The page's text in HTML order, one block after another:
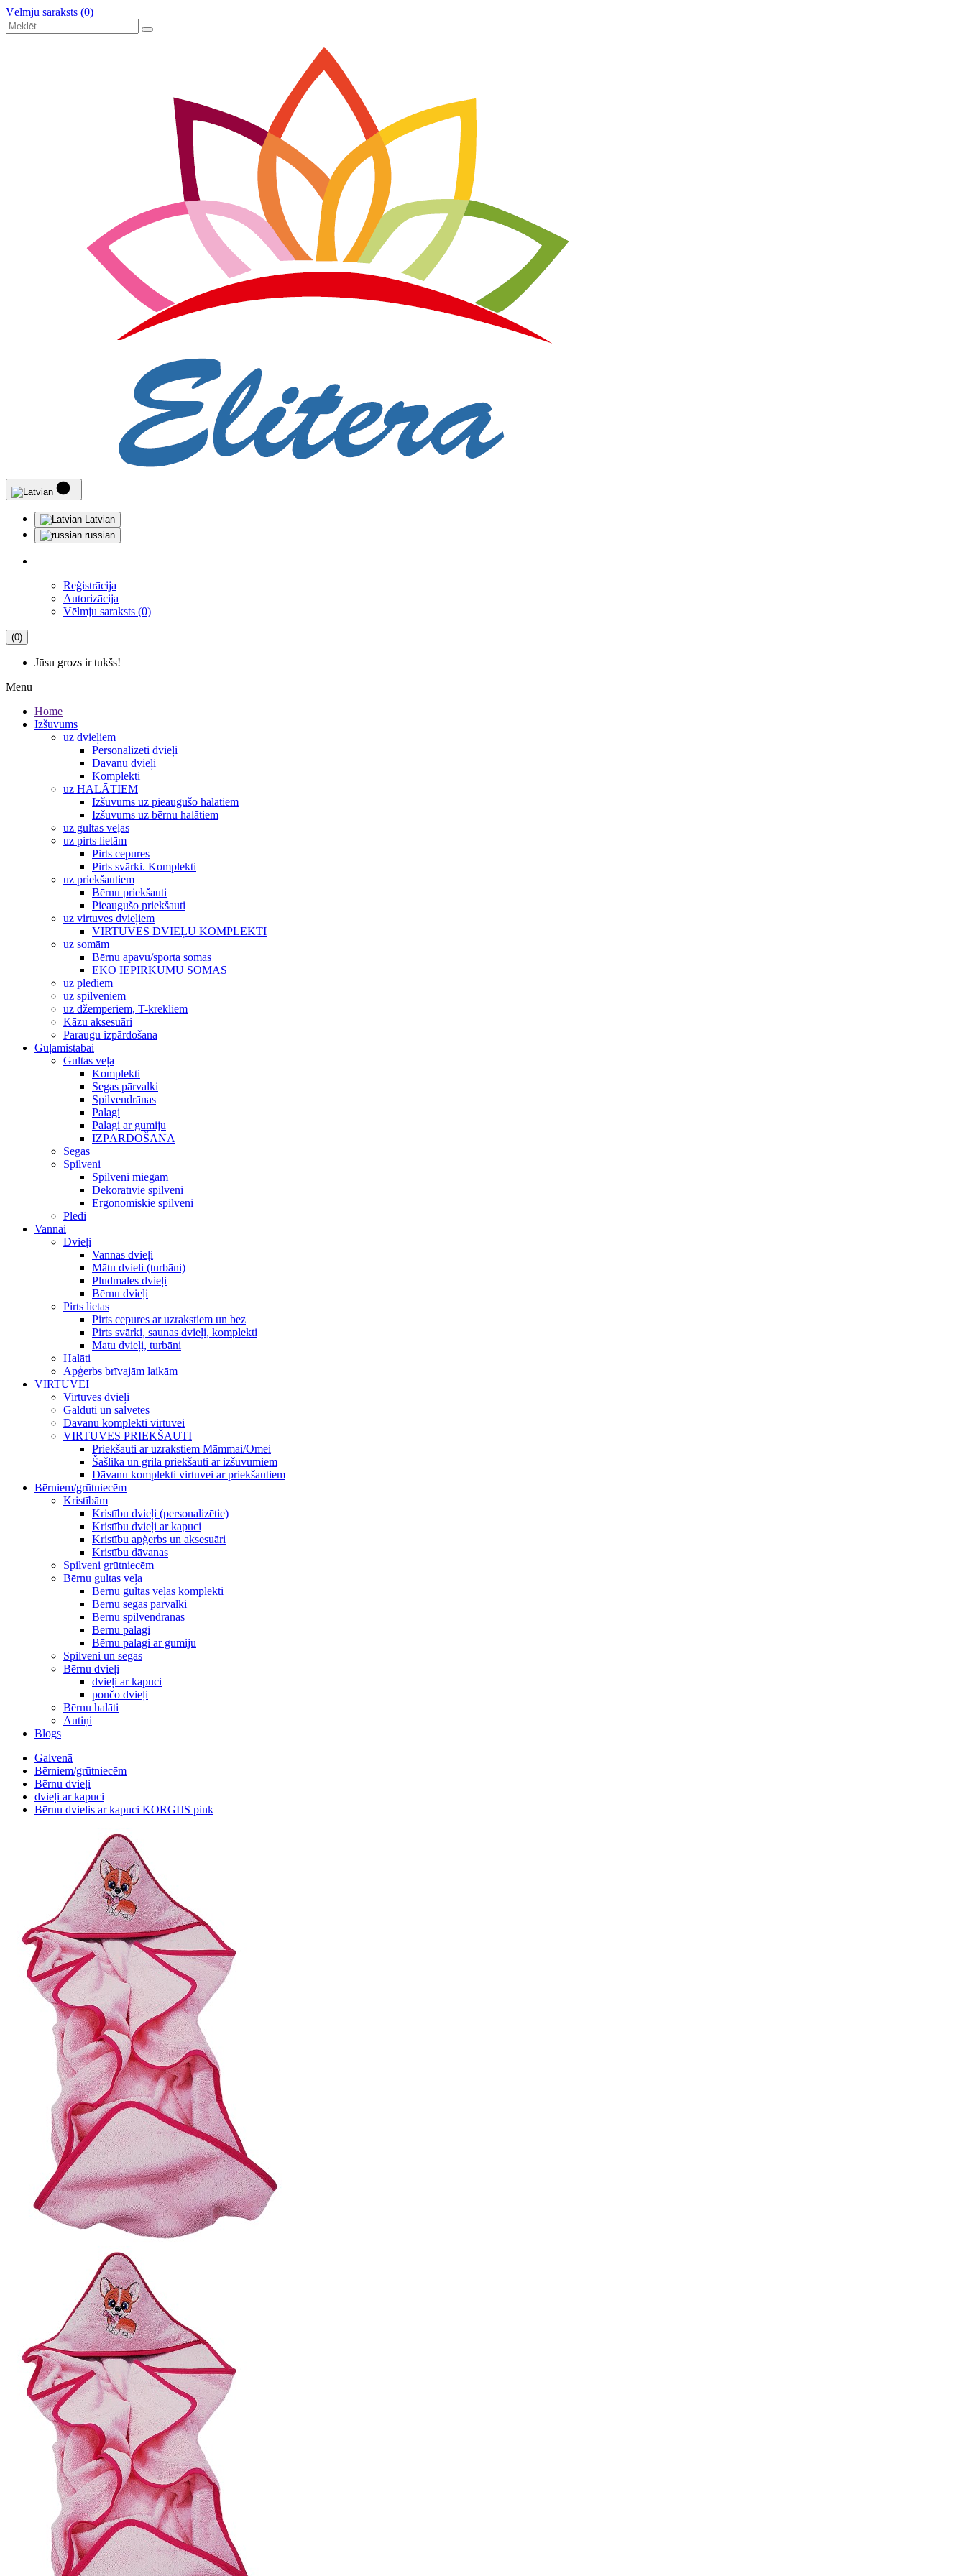
Vēlmju saraksts (0)
Latvian
russian
Reģistrācija
Autorizācija
Vēlmju saraksts (0)
(0)
Jūsu grozs ir tukšs!
Menu
Home
Izšuvums
uz dvieļiem
Personalizēti dvieļi
Dāvanu dvieļi
Komplekti
uz HALĀTIEM
Izšuvums uz pieaugušo halātiem
Izšuvums uz bērnu halātiem
uz gultas veļas
uz pirts lietām
Pirts cepures
Pirts svārki. Komplekti
uz priekšautiem
Bērnu priekšauti
Pieaugušo priekšauti
uz virtuves dvieļiem
VIRTUVES DVIEĻU KOMPLEKTI
uz somām
Bērnu apavu/sporta somas
EKO IEPIRKUMU SOMAS
uz plediem
uz spilveniem
uz džemperiem, T-krekliem
Kāzu aksesuāri
Paraugu izpārdošana
Guļamistabai
Gultas veļa
Komplekti
Segas pārvalki
Spilvendrānas
Palagi
Palagi ar gumiju
IZPĀRDOŠANA
Segas
Spilveni
Spilveni miegam
Dekoratīvie spilveni
Ergonomiskie spilveni
Pledi
Vannai
Dvieļi
Vannas dvieļi
Mātu dvieli (turbāni)
Pludmales dvieļi
Bērnu dvieļi
Pirts lietas
Pirts cepures ar uzrakstiem un bez
Pirts svārki, saunas dvieļi, komplekti
Matu dvieļi, turbāni
Halāti
Apģerbs brīvajām laikām
VIRTUVEI
Virtuves dvieļi
Galduti un salvetes
Dāvanu komplekti virtuvei
VIRTUVES PRIEKŠAUTI
Priekšauti ar uzrakstiem Māmmai/Omei
Šašlika un grila priekšauti ar izšuvumiem
Dāvanu komplekti virtuvei ar priekšautiem
Bērniem/grūtniecēm
Kristībām
Kristību dvieļi (personalizētie)
Kristību dvieļi ar kapuci
Kristību apģerbs un aksesuāri
Kristību dāvanas
Spilveni grūtniecēm
Bērnu gultas veļa
Bērnu gultas veļas komplekti
Bērnu segas pārvalki
Bērnu spilvendrānas
Bērnu palagi
Bērnu palagi ar gumiju
Spilveni un segas
Bērnu dvieļi
dvieļi ar kapuci
pončo dvieļi
Bērnu halāti
Autiņi
Blogs
Galvenā
Bērniem/grūtniecēm
Bērnu dvieļi
dvieļi ar kapuci
Bērnu dvielis ar kapuci KORGIJS pink